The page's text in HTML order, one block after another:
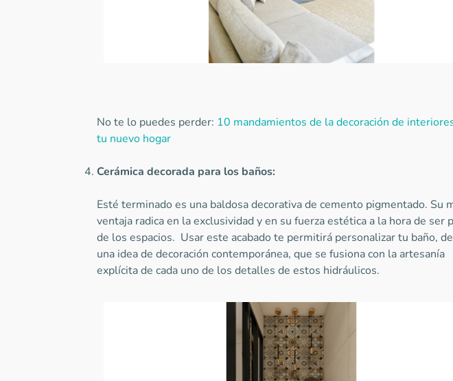
No te lo puedes perder: 10 mandamientos de la decoración de
tu nuevo hogar
Cerámica decorada para los baños:
Esté terminado es una baldosa decorativa de cemento pigmentado. Su
ventaja radica en la exclusividad y en su fuerza estética a la hora de ser
de los espacios. Usar este acabado te permitirá personalizar tu baño,
una idea de decoración contemporánea, que se fusiona con la artesanía
explícita de cada uno de los detalles de estos hidráulicos.